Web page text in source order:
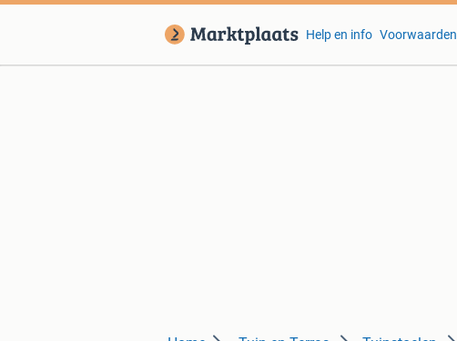
Help en info Voorwaarden